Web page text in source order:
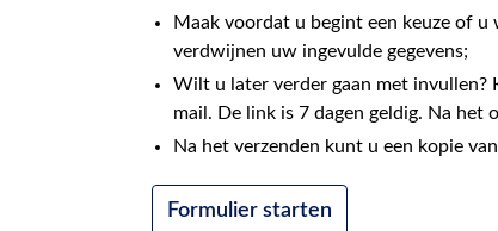
Maak voordat u begint een keuze of
verdwijnen uw ingevulde gegevens;
Wilt u later verder gaan met invullen?
mail. De link is 7 dagen geldig. Na het
Na het verzenden kunt u een kopie
Formulier starten